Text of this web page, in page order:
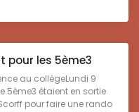
pour les 5ème3
au collègeLundi 9
5ème3 étaient en sortie
pour faire une rando